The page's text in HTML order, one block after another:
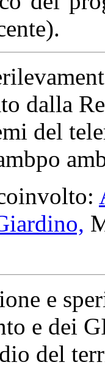
dalla
del
e
e dei
del